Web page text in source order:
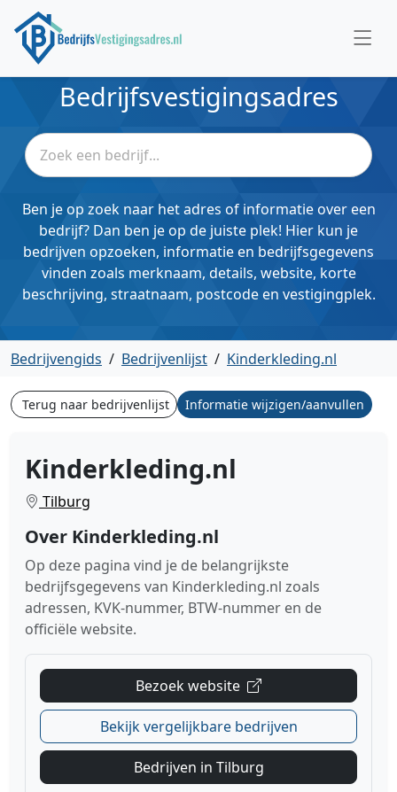
Bedrijfsvestigingsadres
Ben je op zoek naar het adres of informatie over een
bedrijf? Dan ben je op de juiste plek! Hier kun je
bedrijven opzoeken, informatie en bedrijfsgegevens
vinden zoals merknaam, details, website, korte
beschrijving, straatnaam, postcode en vestigingplek.
Bedrijvengids / Bedrijvenlijst / Kinderkleding.nl
Terug naar bedrijvenlijst Informatie wijzigen/aanvullen
Kinderkleding.nl
Tilburg
Over Kinderkleding.nl
Op deze pagina vind je de belangrijkste
bedrijfsgegevens van Kinderkleding.nl zoals
adressen, KVK-nummer, BTW-nummer en de
officiële website.
Bezoek website
Bekijk vergelijkbare bedrijven
Bedrijven in Tilburg